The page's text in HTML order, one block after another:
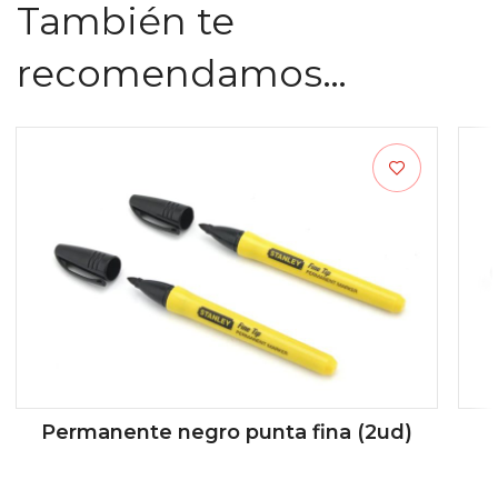
También te
recomendamos…
Permanente negro punta fina (2ud)